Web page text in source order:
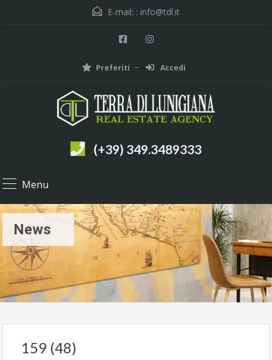
E-mail: : info@tdl.it
Preferiti Accedi
(+39) 349.3489333
Menu
News
159 (48)